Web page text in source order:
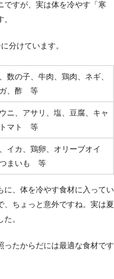
ですが、実は体を冷やす「寒
分けています。
数の子、牛肉、鶏肉、ネギ、
ガ、酢 等
ニ、アサリ、塩、豆腐、キャ
マト 等
イカ、鶏卵、オリーブオイ
まいも 等
に、体を冷やす食材に入ってい
、ちょっと意外ですね。実は夏
。
ったからだには最適な食材です